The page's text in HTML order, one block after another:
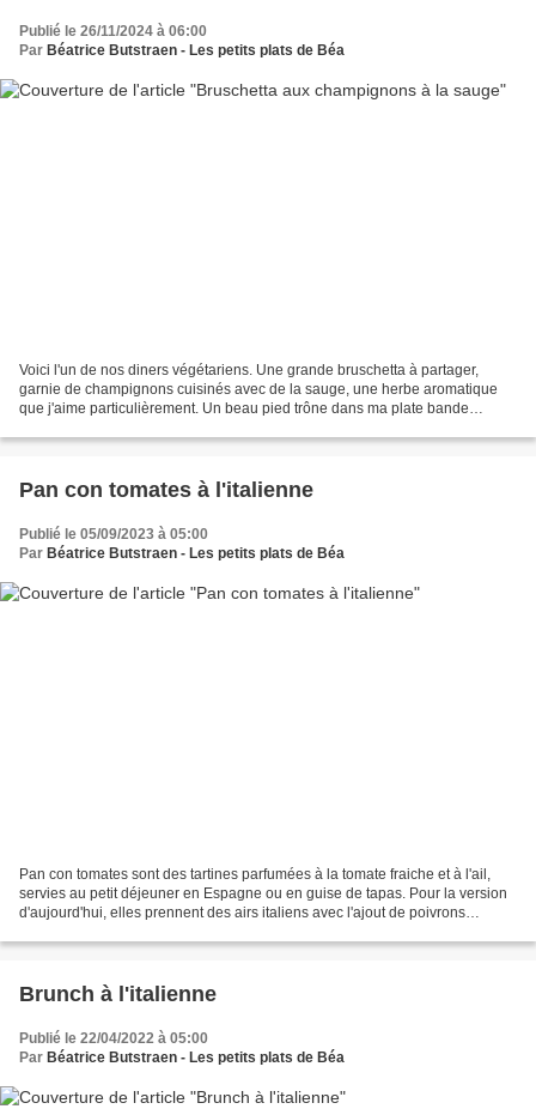
Publié le 26/11/2024 à 06:00
Par Béatrice Butstraen - Les petits plats de Béa
Voici l'un de nos diners végétariens. Une grande bruschetta à partager,
garnie de champignons cuisinés avec de la sauge, une herbe aromatique
que j'aime particulièrement. Un beau pied trône dans ma plate bande
Pan con tomates à l'italienne
Publié le 05/09/2023 à 05:00
Par Béatrice Butstraen - Les petits plats de Béa
Pan con tomates sont des tartines parfumées à la tomate fraiche et à l'ail,
servies au petit déjeuner en Espagne ou en guise de tapas. Pour la version
d'aujourd'hui, elles prennent des airs italiens avec l'ajout de poivrons
Brunch à l'italienne
Publié le 22/04/2022 à 05:00
Par Béatrice Butstraen - Les petits plats de Béa